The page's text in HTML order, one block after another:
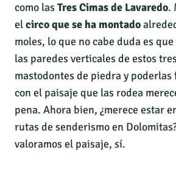
como lasTres Cimas de Lavaredo.
elcirco que se ha montado
moles, lo que no cabe duda es
las paredes verticales de estos
mastodontes de piedra y
con el paisaje que las rodea
pena. Ahora bien, ¿merece estar
rutas de senderismo en
valoramos el paisaje, sí.